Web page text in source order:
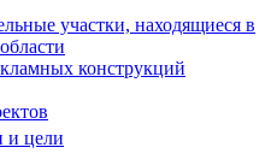
участки, находящиеся в
конструкций
и цели